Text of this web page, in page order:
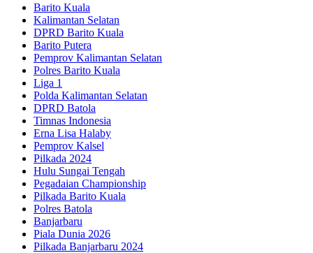
Barito Kuala
Kalimantan Selatan
DPRD Barito Kuala
Barito Putera
Pemprov Kalimantan Selatan
Polres Barito Kuala
Liga 1
Polda Kalimantan Selatan
DPRD Batola
Timnas Indonesia
Erna Lisa Halaby
Pemprov Kalsel
Pilkada 2024
Hulu Sungai Tengah
Pegadaian Championship
Pilkada Barito Kuala
Polres Batola
Banjarbaru
Piala Dunia 2026
Pilkada Banjarbaru 2024